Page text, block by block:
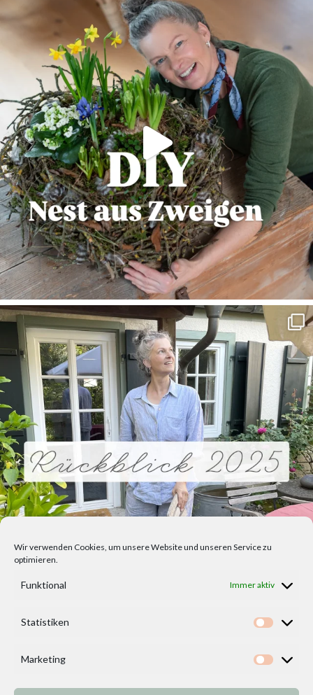
Wir verwenden Cookies, um unsere Website und unseren Service zu
optimieren.
Funktional Immer aktiv
Statistiken
Marketing